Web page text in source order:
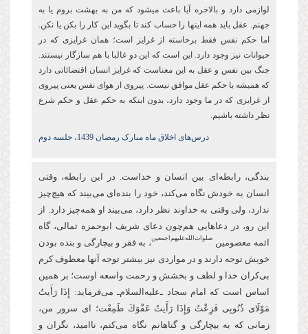
لوازمی دارد و بالاخره آیا باعث میشود که من به بهشت بروم یا به
جهنم. عقل باید همه اینها را حساب کند تا بگوید این کار را بکن یا نکن.
اما حکم نفس فقط برخاسته از غرایز است؛ همان غرایزی که در
حیوانات نیز وجود دارد. این است که این دو غالبا با هم سازگار نیستند.
جنگ بین نفس و عقل به این معناست که غرایز انسان اقتضائاتی دارد
که همیشه با حکم عقل موافق نیست. پیروی از هوای نفس یعنی پیروی
از غرایزی که در ما وجود دارد، بدون اینکه به حکم عقل و حکم شرع
نظر داشته باشیم.
درس‌های اخلاق ماه مبارک رمضان 1439، جلسه دوم
بندگی، رابطه‌ای بین انسان و خداست. در این رابطه، وقتی
انسان به خودش نگاه می‌کند، خود را بنده‌ای می‌بیند که هیچ‌چیز
ندارد، ولی وقتی به خداوند نظر دارد، می‌بیند او همه‌چیز دارد. از
این‌ رو، در دعاهایی هم‌چون دعای شریف ابو‌حمزه ثمالی، گاه
ائمه معصومین صلوات‌‌الله‌‌عليهم‌‌اجمعين ، به فقر و بیچارگی و بنده بودن
خویش توجه دارند و در مواردی نیز بیشتر توجه آنها معطوف كرم
بی‌کران خدا و لطف و بخشش و رحمت واسعه اوست؛ بر همین
اساس است كه امام سجاد ـ‌علیه‌السلام‌ـ می‌فرماید: إِذَا رَأَیتُ
مَوْلَای ذُنُوبِی فَزِعْتُ وَإِذَا رَأَیتُ عَفْوَكَ طَمِعْت؛ ای سرور من،
زمانی که به بیچارگی و گناهانم نگاه می‌کنم، ناامید، نگران و